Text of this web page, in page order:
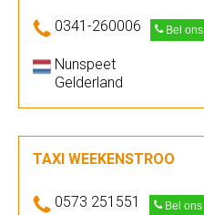
0341-260006 Bel ons
Nunspeet
Gelderland
TAXI WEEKENSTROO
0573 251551 Bel ons